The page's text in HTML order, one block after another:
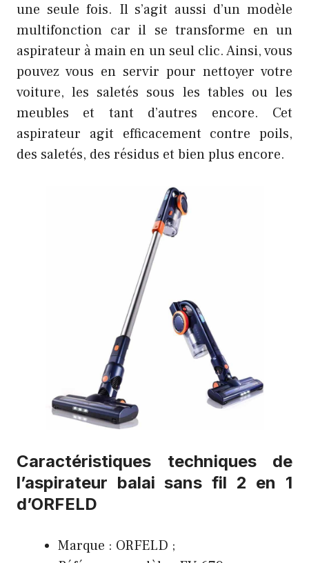
une seule fois. Il s’agit aussi d’un modèle
multifonction car il se transforme en un
aspirateur à main en un seul clic. Ainsi, vous
pouvez vous en servir pour nettoyer votre
voiture, les saletés sous les tables ou les
meubles et tant d’autres encore. Cet
aspirateur agit efficacement contre poils,
des saletés, des résidus et bien plus encore.
Caractéristiques techniques de
l’aspirateur balai sans fil 2 en 1
d’ORFELD
Marque : ORFELD ;